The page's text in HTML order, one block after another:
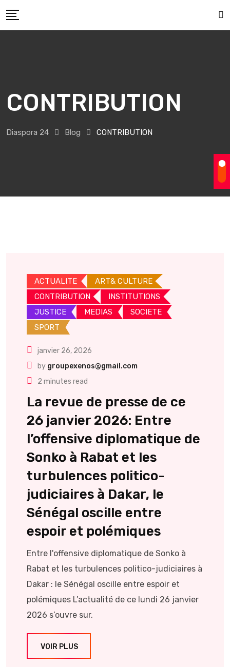
to
CONTRIBUTION
Diaspora 24 Blog CONTRIBUTION
ACTUALITE
ART& CULTURE
CONTRIBUTION
INSTITUTIONS
JUSTICE
MEDIAS
SOCIETE
SPORT
janvier 26, 2026
by groupexenos@gmail.com
2 minutes read
La revue de presse de ce
26 janvier 2026: Entre
l’offensive diplomatique de
Sonko à Rabat et les
turbulences politico-
judiciaires à Dakar, le
Sénégal oscille entre
espoir et polémiques
Entre l'offensive diplomatique de Sonko à
Rabat et les turbulences politico-judiciaires à
Dakar : le Sénégal oscille entre espoir et
polémiques L’actualité de ce lundi 26 janvier
2026 s’ouvre sur.
VOIR PLUS